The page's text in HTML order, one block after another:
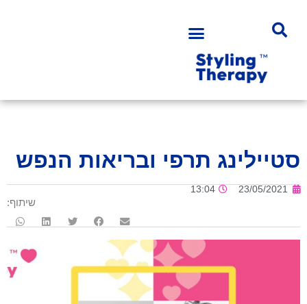
סטיילינג תרפי ובריאות הנפש
23/05/2021
13:04
שיתוף: